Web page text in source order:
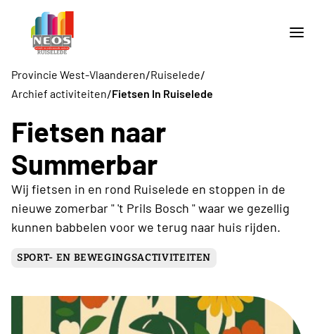
Provincie West-Vlaanderen/Ruiselede/
Archief activiteiten/Fietsen In Ruiselede
Fietsen naar
Summerbar
Wij fietsen in en rond Ruiselede en stoppen in de
nieuwe zomerbar " 't Prils Bosch " waar we gezellig
kunnen babbelen voor we terug naar huis rijden.
SPORT- EN BEWEGINGSACTIVITEITEN